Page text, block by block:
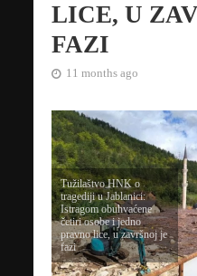
LICE, U
FAZI
11 months ago
Tužilaštvo HNK o
tragediji u Jablanici:
Istragom obuhvaćene
četiri osobe i jedno
pravno lice, u završnoj je
fazi